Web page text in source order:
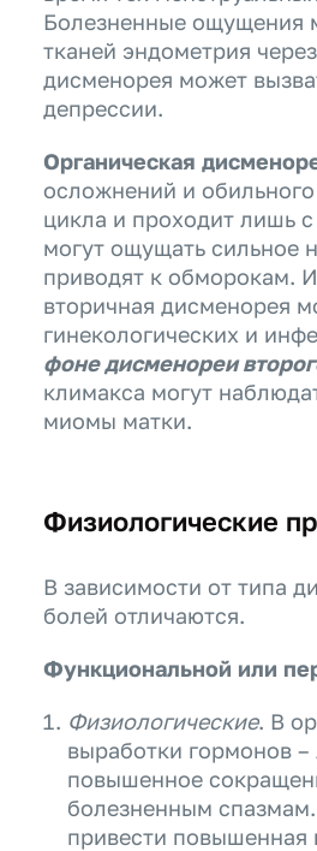
Болезненные ощущения
тканей эндометрия
дисменорея может
депрессии.
Органическая
осложнений и
цикла и проходит лишь
могут ощущать сильное
приводят к обморокам.
вторичная дисменорея
гинекологических и
фоне дисменореи
климакса могут
миомы матки.
Физиологические
В зависимости от типа
болей отличаются.
Функциональной или
Физиологические. В
выработки гормонов
повышенное
болезненным
привести повышенная